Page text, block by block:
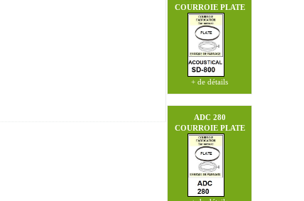
COURROIE PLATE
+ de détails
ADC 280
COURROIE PLATE